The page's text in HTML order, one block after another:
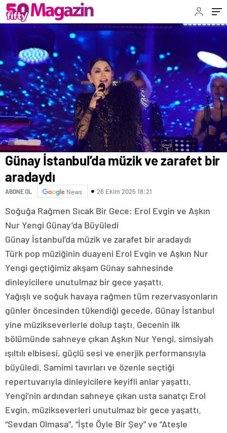
Günay İstanbul’da müzik ve zarafet bir
aradaydı
ABONE OL News 26 Ekim 2025 18:21
Soğuğa Rağmen Sıcak Bir Gece: Erol Evgin ve Aşkın
Nur Yengi Günay’da Büyüledi
Günay İstanbul’da müzik ve zarafet bir aradaydı
Türk pop müziğinin duayeni Erol Evgin ve Aşkın Nur
Yengi geçtiğimiz akşam Günay sahnesinde
dinleyicilere unutulmaz bir gece yaşattı.
Yağışlı ve soğuk havaya rağmen tüm rezervasyonların
günler öncesinden tükendiği gecede, Günay İstanbul
yine müzikseverlerle dolup taştı. Gecenin ilk
bölümünde sahneye çıkan Aşkın Nur Yengi, simsiyah
ışıltılı elbisesi, güçlü sesi ve enerjik performansıyla
büyüledi. Samimi tavırları ve özenle seçtiği
repertuvarıyla dinleyicilere keyifli anlar yaşattı.
Yengi’nin ardından sahneye çıkan usta sanatçı Erol
Evgin, müzikseverleri unutulmaz bir gece yaşattı.
“Sevdan Olmasa”, “İşte Öyle Bir Şey” ve “Ateşle